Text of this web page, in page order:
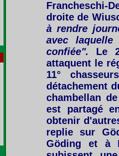
Francheschi-
droite de
à rendre
avec
confiée". Le
attaquent le
11°
détachement
chambellan
est partagé
obtenir
replie sur
Göding et à